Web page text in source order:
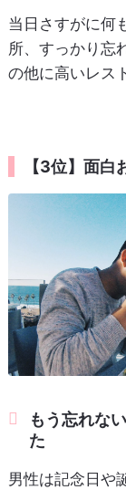
当日さすがに何
所、すっかり忘
の他に高いレス
【3位】面白
もう忘れな
た
男性は記念日や